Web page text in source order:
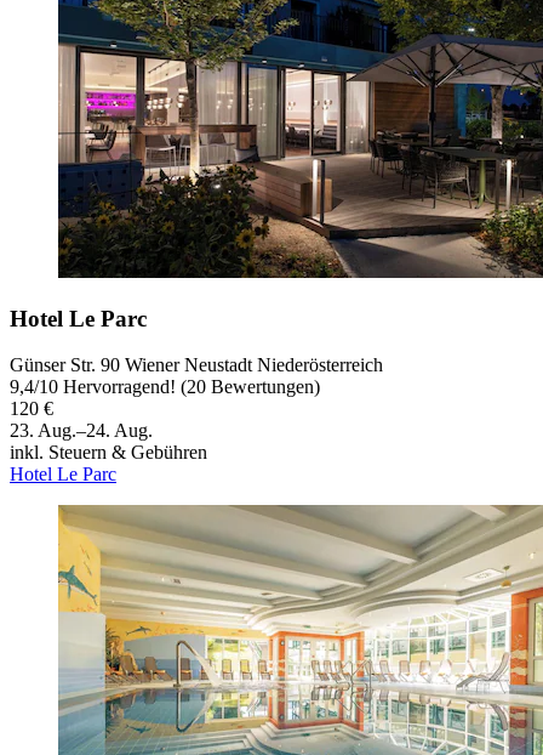
Hotel Le Parc
Günser Str. 90 Wiener Neustadt Niederösterreich
9,4/10 Hervorragend! (20 Bewertungen)
120 €
23. Aug.–24. Aug.
inkl. Steuern & Gebühren
Hotel Le Parc